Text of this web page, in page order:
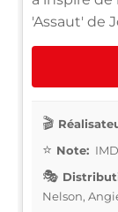
'Assaut' de
Note:
Nelson,